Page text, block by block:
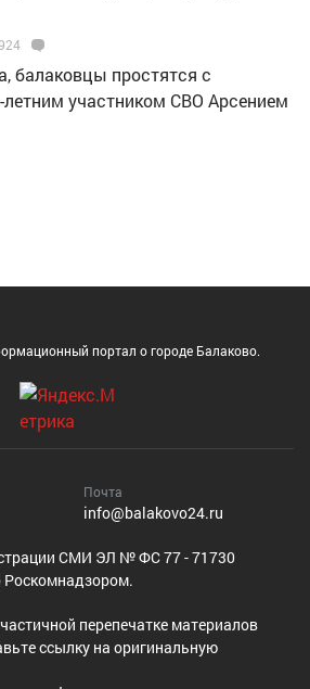
балаковцы простятся с
участником СВО Арсением
портал о городе Балаково.
Почта
info@balakovo24.ru
СМИ ЭЛ № ФС 77 - 71730
перепечатке материалов
ссылку на оригинальную